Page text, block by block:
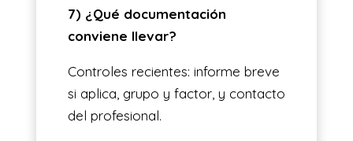
7) ¿Qué documentación
conviene llevar?
Controles recientes: informe breve
si aplica, grupo y factor, y contacto
del profesional.